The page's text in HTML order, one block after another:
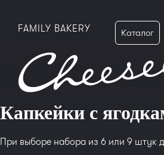
FAMILY BAKERY Каталог
Капкейки с
При выборе набора из 6 или 9 штук